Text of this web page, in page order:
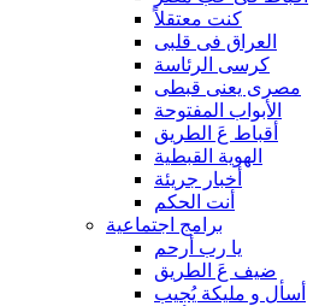
كنت معتقلاً
العراق فى قلبى
كرسى الرئاسة
مصرى يعنى قبطى
الأبواب المفتوحة
أقباط عَ الطريق
الهوية القبطية
أخبار جريئة
أنت الحكم
برامج اجتماعية
يا رب أرحم
ضيف عَ الطريق
أسأل و مليكة يُجيب